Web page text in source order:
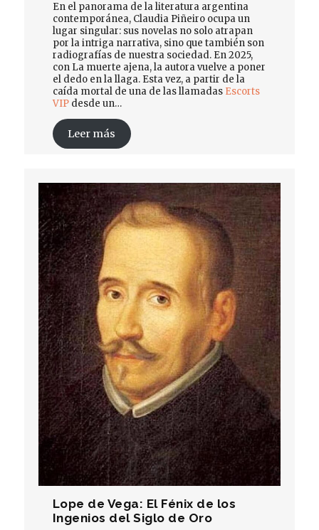
En el panorama de la literatura argentina
contemporánea, Claudia Piñeiro ocupa un
lugar singular: sus novelas no solo atrapan
por la intriga narrativa, sino que también son
radiografías de nuestra sociedad. En 2025,
con La muerte ajena, la autora vuelve a poner
el dedo en la llaga. Esta vez, a partir de la
caída mortal de una de las llamadas Escorts
VIPdesde un…
Leer más
Lope de Vega: El Fénix de los
Ingenios del Siglo de Oro